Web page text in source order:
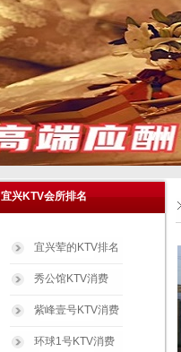
宜兴KTV会所排名
宜兴荤的KTV排名
秀公馆KTV消费
紫峰壹号KTV消费
环球1号KTV消费